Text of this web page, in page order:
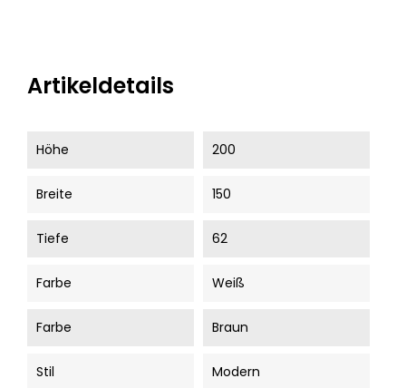
Artikeldetails
Höhe 200
Breite 150
Tiefe 62
Farbe Weiß
Farbe Braun
Stil Modern